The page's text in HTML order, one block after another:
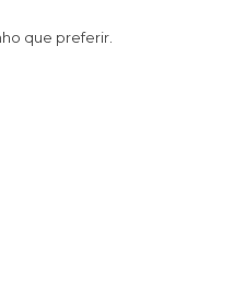
que preferir.